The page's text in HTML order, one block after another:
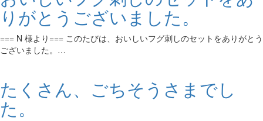
りがとうございました。
=== N 様より=== このたびは、おいしいフグ刺しのセットをありがとう
ございました。…
たくさん、ごちそうさまでし
た。